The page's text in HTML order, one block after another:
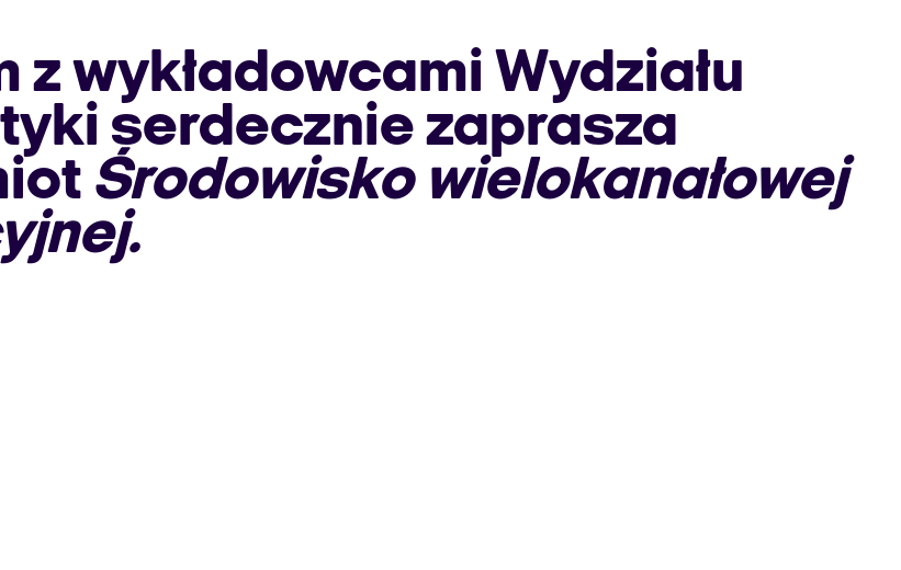
wykładowcami Wydziału
serdecznie zaprasza
Środowisko wielokanałowej